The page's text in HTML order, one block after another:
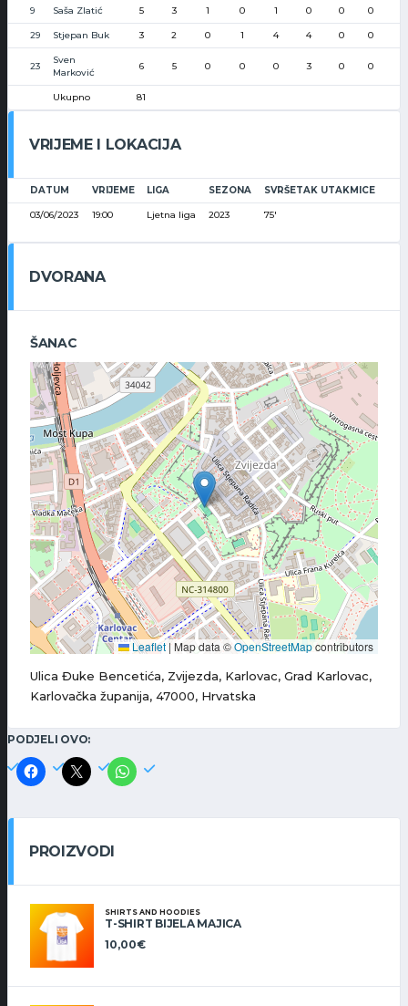
9 Saša Zlatić 5 3 1 0 1 0 0 0
29 Stjepan Buk 3 2 0 1 4 4 0 0
23
Sven
Marković
6 5 0 0 0 3 0 0
Ukupno 81
VRIJEME I LOKACIJA
DATUM VRIJEME LIGA SEZONA SVRŠETAK UTAKMICE
03/06/2023 19:00 Ljetna liga 2023 75'
DVORANA
ŠANAC
Leaflet | Map data ©OpenStreetMapcontributors
Ulica Đuke Bencetića, Zvijezda, Karlovac, Grad Karlovac,
Karlovačka županija, 47000, Hrvatska
PODJELI OVO:
PROIZVODI
SHIRTS AND HOODIES
T-SHIRT BIJELA MAJICA
10,00€